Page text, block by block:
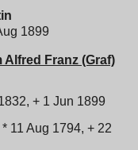
1899
Franz (Graf)
+ 1 Jun 1899
* 11 Aug 1794, + 22